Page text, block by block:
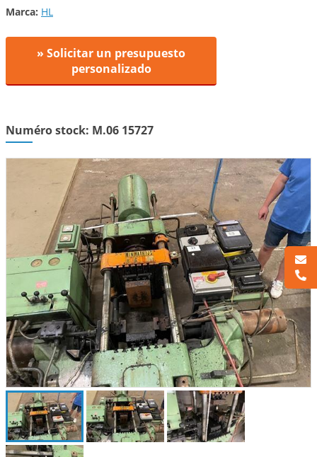
Marca: HL
» Solicitar un presupuesto
personalizado
Numéro stock: M.06 15727